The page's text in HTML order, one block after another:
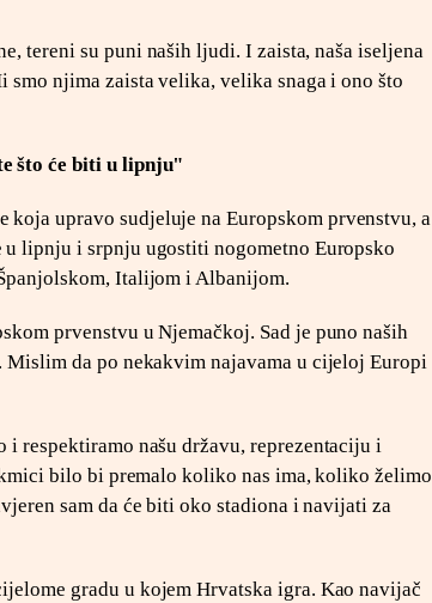
tereni su puni naših ljudi. I zaista, naša iseljena
smo njima zaista velika, velika snaga i ono što
što će biti u lipnju"
koja upravo sudjeluje na Europskom prvenstvu, a
lipnju i srpnju ugostiti nogometno Europsko
Italijom i Albanijom.
prvenstvu u Njemačkoj. Sad je puno naših
da po nekakvim najavama u cijeloj Europi
respektiramo našu državu, reprezentaciju i
bilo bi premalo koliko nas ima, koliko želimo
sam da će biti oko stadiona i navijati za
gradu u kojem Hrvatska igra. Kao navijač